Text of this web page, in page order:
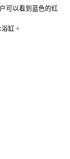
可以看到蓝色的红
缸。